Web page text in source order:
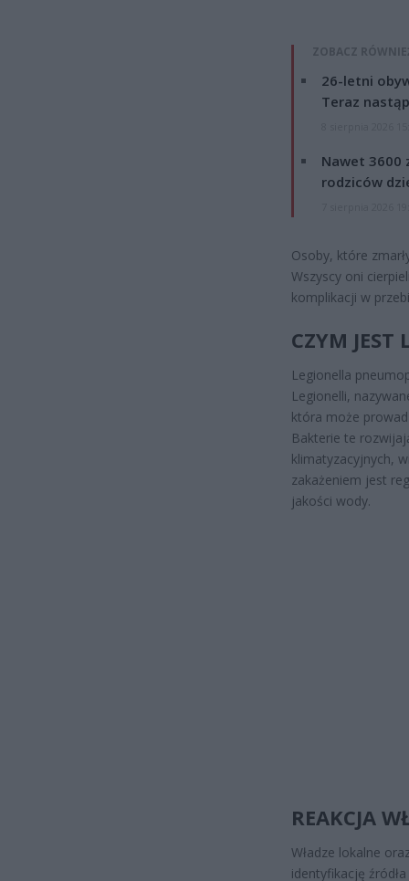
ZOBACZ
26-letni
Teraz
Nawet 3600
rodziców
Osoby, które
Wszyscy oni
komplikacji w
CZYM JEST
Legionella
Legionelli,
która może
Bakterie te
klimatyzacyjnych,
zakażeniem jest
jakości wody.
REAKCJA
Władze lokalne
identyfikację